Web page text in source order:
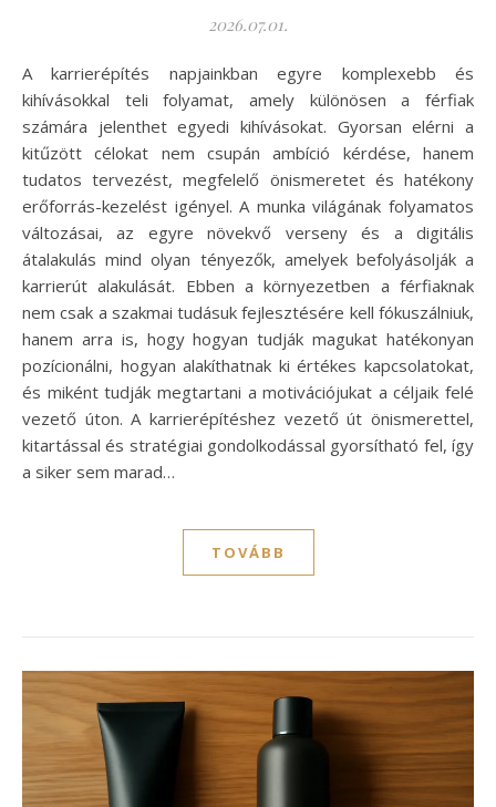
2026.07.01.
A karrierépítés napjainkban egyre komplexebb és
kihívásokkal teli folyamat, amely különösen a férfiak
számára jelenthet egyedi kihívásokat. Gyorsan elérni a
kitűzött célokat nem csupán ambíció kérdése, hanem
tudatos tervezést, megfelelő önismeretet és hatékony
erőforrás-kezelést igényel. A munka világának folyamatos
változásai, az egyre növekvő verseny és a digitális
átalakulás mind olyan tényezők, amelyek befolyásolják a
karrierút alakulását. Ebben a környezetben a férfiaknak
nem csak a szakmai tudásuk fejlesztésére kell fókuszálniuk,
hanem arra is, hogy hogyan tudják magukat hatékonyan
pozícionálni, hogyan alakíthatnak ki értékes kapcsolatokat,
és miként tudják megtartani a motivációjukat a céljaik felé
vezető úton. A karrierépítéshez vezető út önismerettel,
kitartással és stratégiai gondolkodással gyorsítható fel, így
a siker sem marad…
TOVÁBB